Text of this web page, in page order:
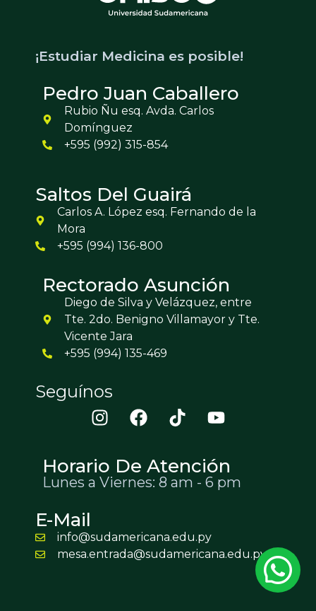
¡Estudiar Medicina es posible!
Pedro Juan Caballero
Rubio Ñu esq. Avda. Carlos
Domínguez
+595 (992) 315-854
Saltos Del Guairá
Carlos A. López esq. Fernando de la
Mora
+595 (994) 136-800
Rectorado Asunción
Diego de Silva y Velázquez, entre
Tte. 2do. Benigno Villamayor y Tte.
Vicente Jara
+595 (994) 135-469
Seguínos
Horario De Atención
Lunes a Viernes: 8 am - 6 pm
E-Mail
info@sudamericana.edu.py
mesa.entrada@sudamericana.edu.py